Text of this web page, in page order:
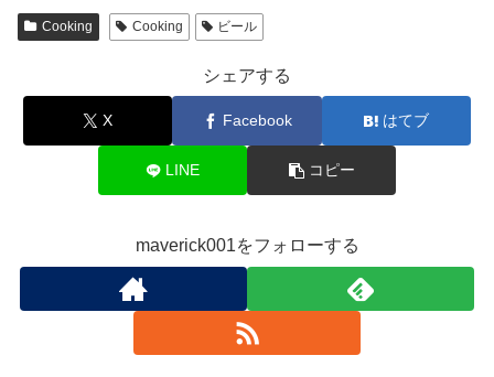
Cooking Cooking ビール
シェアする
X Facebook はてブ
LINE コピー
maverick001をフォローする